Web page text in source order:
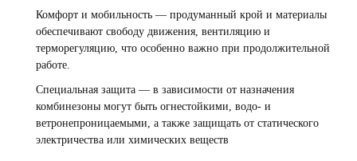
Комфорт и мобильность — продуманный крой и материалы
обеспечивают свободу движения, вентиляцию и
терморегуляцию, что особенно важно при продолжительной
работе.
Специальная защита — в зависимости от назначения
комбинезоны могут быть огнестойкими, водо- и
ветронепроницаемыми, а также защищать от статического
электричества или химических веществ